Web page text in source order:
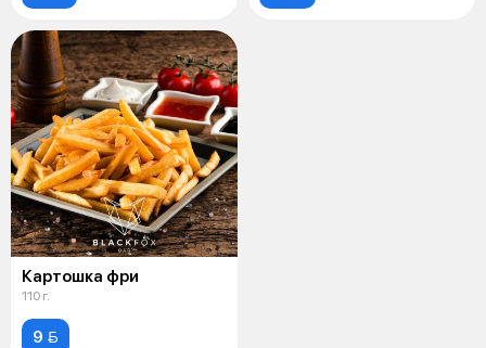
Картошка фри
110 г.
9 